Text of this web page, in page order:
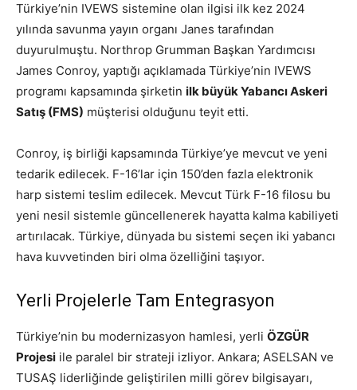
Türkiye’nin IVEWS sistemine olan ilgisi ilk kez 2024
yılında savunma yayın organı Janes tarafından
duyurulmuştu. Northrop Grumman Başkan Yardımcısı
James Conroy, yaptığı açıklamada Türkiye’nin IVEWS
programı kapsamında şirketin ilk büyük Yabancı Askeri
Satış (FMS) müşterisi olduğunu teyit etti.
Conroy, iş birliği kapsamında Türkiye’ye mevcut ve yeni
tedarik edilecek. F-16’lar için 150’den fazla elektronik
harp sistemi teslim edilecek. Mevcut Türk F-16 filosu bu
yeni nesil sistemle güncellenerek hayatta kalma kabiliyeti
artırılacak. Türkiye, dünyada bu sistemi seçen iki yabancı
hava kuvvetinden biri olma özelliğini taşıyor.
Yerli Projelerle Tam Entegrasyon
Türkiye’nin bu modernizasyon hamlesi, yerli ÖZGÜR
Projesi ile paralel bir strateji izliyor. Ankara; ASELSAN ve
TUSAŞ liderliğinde geliştirilen milli görev bilgisayarı,